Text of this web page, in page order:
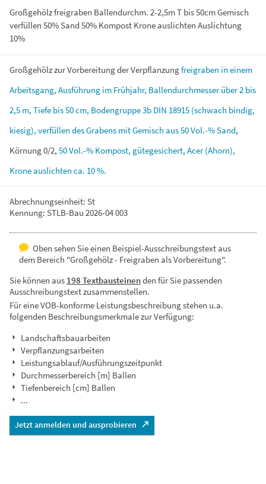
Großgehölz freigraben Ballendurchm. 2-2,5m T bis 50cm Gemisch
verfüllen 50% Sand 50% Kompost Krone auslichten Auslichtung
10%
GroßgehölzzurVorbereitungderVerpflanzungfreigraben in einem
Arbeitsgang, Ausführung im Frühjahr, Ballendurchmesserüber2 bis
2,5 m, Tiefe bis50cm, Bodengruppe3b DIN 18915 (schwach bindig,
kiesig), verfüllen desGrabens mitGemisch aus50Vol.-%Sand,
Körnung0/2, 50Vol.-% Kompost, gütegesichert, Acer(Ahorn),
Kroneauslichten ca. 10%.
Abrechnungseinheit: St
Kennung: STLB-Bau 2026-04 003
Oben sehen Sie einen Beispiel-Ausschreibungstext aus
dem Bereich "Großgehölz - Freigraben als Vorbereitung".
Sie können aus 198 Textbausteinenden für Sie passenden
Ausschreibungstext zusammenstellen.
Für eine VOB-konforme Leistungsbeschreibung stehen u.a.
folgenden Beschreibungsmerkmale zur Verfügung:
Landschaftsbauarbeiten
Verpflanzungsarbeiten
Leistungsablauf/Ausführungszeitpunkt
Durchmesserbereich [m] Ballen
Tiefenbereich [cm] Ballen
...
Jetzt anmelden und ausprobieren